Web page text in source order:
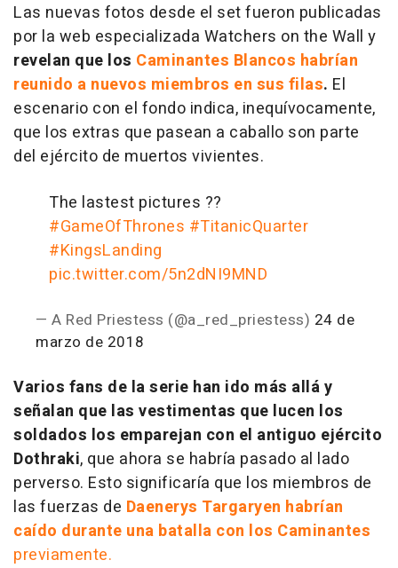
Las nuevas fotos desde el set fueron publicadas
por la web especializada Watchers on the Wall y
revelan que los Caminantes Blancos habrían
reunido a nuevos miembros en sus filas. El
escenario con el fondo indica, inequívocamente,
que los extras que pasean a caballo son parte
del ejército de muertos vivientes.
The lastest pictures ??
#GameOfThrones #TitanicQuarter
#KingsLanding
pic.twitter.com/5n2dNI9MND
— A Red Priestess (@a_red_priestess) 24 de
marzo de 2018
Varios fans de la serie han ido más allá y
señalan que las vestimentas que lucen los
soldados los emparejan con el antiguo ejército
Dothraki, que ahora se habría pasado al lado
perverso. Esto significaría que los miembros de
las fuerzas de Daenerys Targaryen habrían
caído durante una batalla con los Caminantes
previamente.